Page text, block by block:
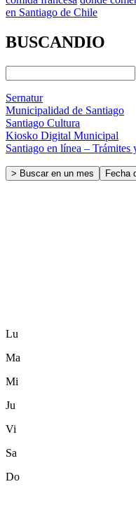
en Santiago de Chile
BUSCANDIO
Sernatur
Municipalidad de Santiago
Santiago Cultura
Kiosko Digital Municipal
Santiago en línea – Trámites
> Buscar en un mes Fecha
Lu
Ma
Mi
Ju
Vi
Sa
Do